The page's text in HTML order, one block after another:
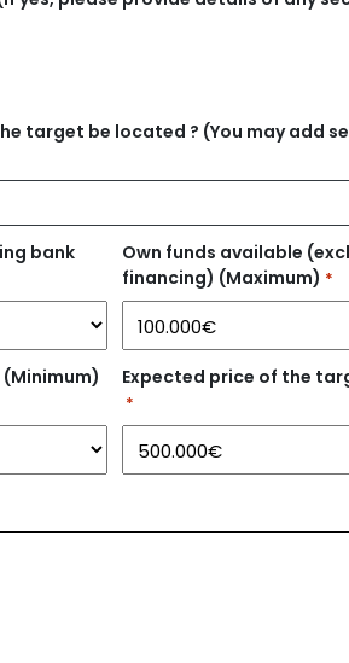
target be located ? (You may add
bank
Own funds available
financing) (Maximum) *
Expected price of the
*